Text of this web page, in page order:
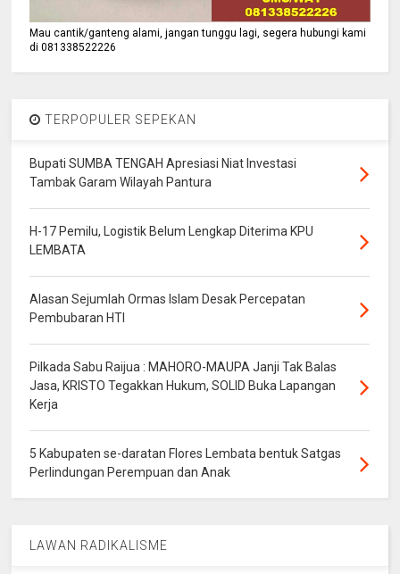
Mau cantik/ganteng alami, jangan tunggu lagi, segera hubungi kami
di 081338522226
TERPOPULER SEPEKAN
Bupati SUMBA TENGAH Apresiasi Niat Investasi
Tambak Garam Wilayah Pantura
H-17 Pemilu, Logistik Belum Lengkap Diterima KPU
LEMBATA
Alasan Sejumlah Ormas Islam Desak Percepatan
Pembubaran HTI
Pilkada Sabu Raijua : MAHORO-MAUPA Janji Tak Balas
Jasa, KRISTO Tegakkan Hukum, SOLID Buka Lapangan
Kerja
5 Kabupaten se-daratan Flores Lembata bentuk Satgas
Perlindungan Perempuan dan Anak
LAWAN RADIKALISME